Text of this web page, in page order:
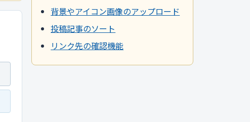
背景やアイコン画像のアップロード
投稿記事のソート
リンク先の確認機能